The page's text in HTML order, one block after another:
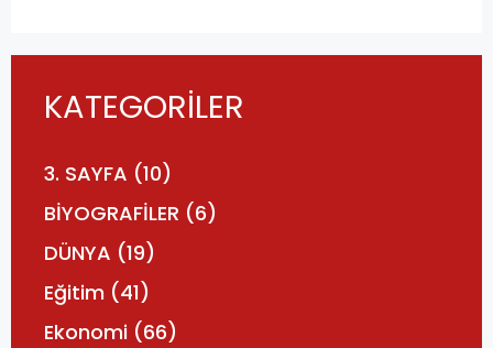
KATEGORİLER
3. SAYFA (10)
BİYOGRAFİLER (6)
DÜNYA (19)
Eğitim (41)
Ekonomi (66)